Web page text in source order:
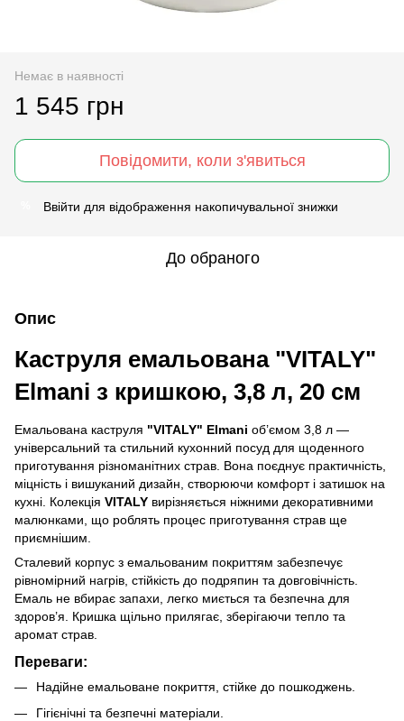
Немає в наявності
1 545 грн
Повідомити, коли з'явиться
Ввійти для відображення накопичувальної знижки
До обраного
Опис
Каструля емальована "VITALY"
Elmani з кришкою, 3,8 л, 20 см
Емальована каструля "VITALY" Elmani об’ємом 3,8 л —
універсальний та стильний кухонний посуд для щоденного
приготування різноманітних страв. Вона поєднує практичність,
міцність і вишуканий дизайн, створюючи комфорт і затишок на
кухні. Колекція VITALY вирізняється ніжними декоративними
малюнками, що роблять процес приготування страв ще
приємнішим.
Сталевий корпус з емальованим покриттям забезпечує
рівномірний нагрів, стійкість до подряпин та довговічність.
Емаль не вбирає запахи, легко миється та безпечна для
здоров’я. Кришка щільно прилягає, зберігаючи тепло та
аромат страв.
Переваги:
Надійне емальоване покриття, стійке до пошкоджень.
Гігієнічні та безпечні матеріали.